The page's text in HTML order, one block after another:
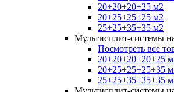
20+20+20+25 м2
20+25+25+25 м2
25+25+35+35 м2
Мультисплит-системы
Посмотреть все
20+20+20+20+25
20+25+25+25+35
25+25+35+35+35